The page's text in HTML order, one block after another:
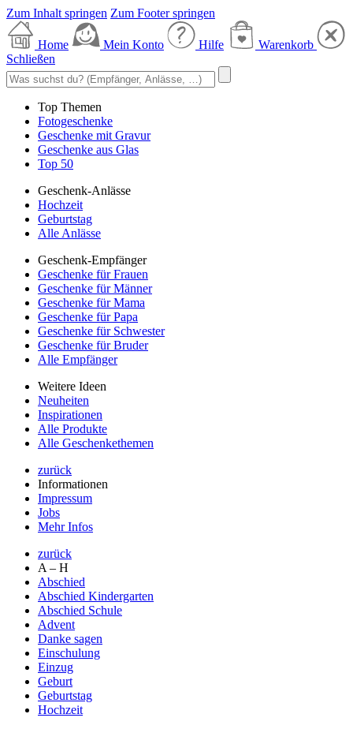
Zum Inhalt springen Zum Footer springen
Home Mein Konto Hilfe
Warenkorb
Schließen
Top Themen
Fotogeschenke
Geschenke mit Gravur
Geschenke aus Glas
Top 50
Geschenk-Anlässe
Hochzeit
Geburtstag
Alle Anlässe
Geschenk-Empfänger
Geschenke für Frauen
Geschenke für Männer
Geschenke für Mama
Geschenke für Papa
Geschenke für Schwester
Geschenke für Bruder
Alle Empfänger
Weitere Ideen
Neuheiten
Inspirationen
Alle Produkte
Alle Geschenkethemen
zurück
Informationen
Impressum
Jobs
Mehr Infos
zurück
A – H
Abschied
Abschied Kindergarten
Abschied Schule
Advent
Danke sagen
Einschulung
Einzug
Geburt
Geburtstag
Hochzeit